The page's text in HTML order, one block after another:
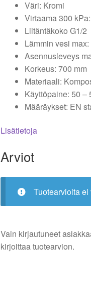
Väri: Kromi
Virtaama 300
Liitäntäkoko G1/2
Lämmin vesi max:
Asennusleveys
Korkeus: 700 mm
Materiaali:
Käyttöpaine: 50 –
Määräykset: EN
Lisätietoja
Arviot
Tuotearvioita
Vain kirjautuneet
kirjoittaa tuotearvion.